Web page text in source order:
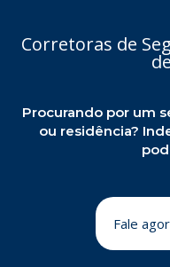
Corretoras de
Procurando por um
ou residência?
Fale